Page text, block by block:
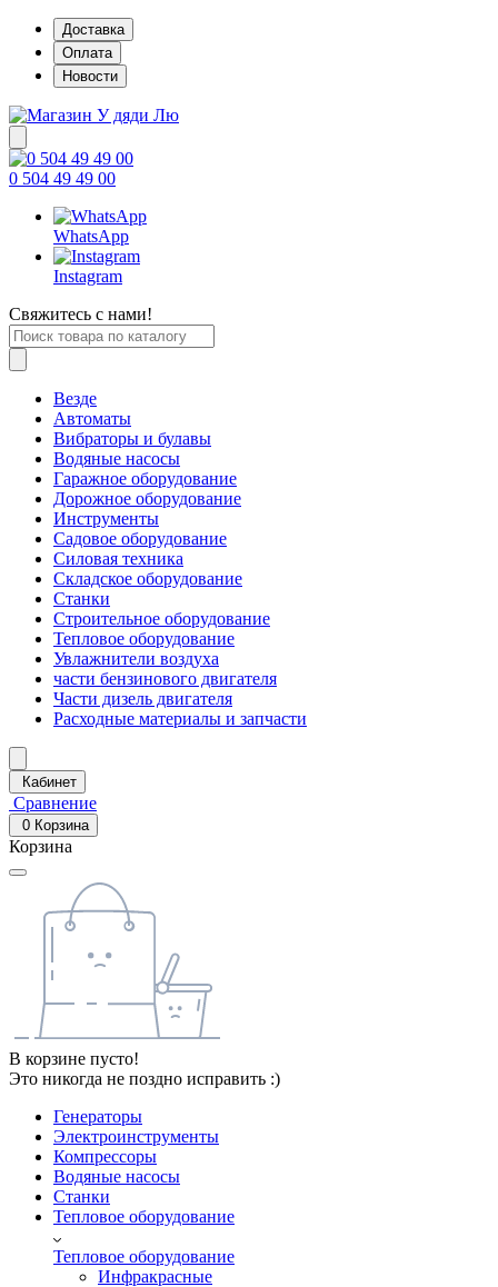
Доставка
Оплата
Новости
0 504 49 49 00
WhatsApp
Instagram
Свяжитесь с нами!
Везде
Автоматы
Вибраторы и булавы
Водяные насосы
Гаражное оборудование
Дорожное оборудование
Инструменты
Садовое оборудование
Силовая техника
Складское оборудование
Станки
Строительное оборудование
Тепловое оборудование
Увлажнители воздуха
части бензинового двигателя
Части дизель двигателя
Расходные материалы и запчасти
Кабинет
Сравнение
0 Корзина
Корзина
В корзине пусто!
Это никогда не поздно исправить :)
Генераторы
Электроинструменты
Компрессоры
Водяные насосы
Станки
Тепловое оборудование
Тепловое оборудование
Инфракрасные